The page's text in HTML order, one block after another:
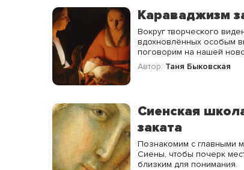
Караваджизм
Вокруг творческого
вдохновлённых особым
поговорим на нашей
Автор: Таня Быковская
Сиенская
заката
Познакомим с главными
Сиены, чтобы почерк
близким для понимания.